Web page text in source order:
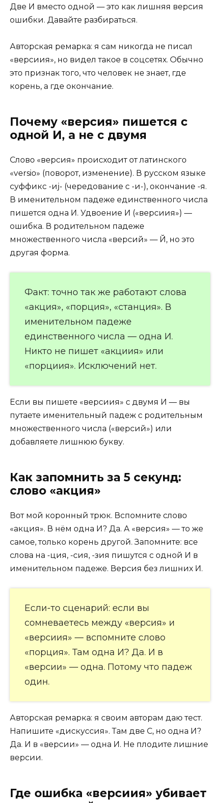
Две И вместо одной — это как лишняя версия
ошибки. Давайте разбираться.
Авторская ремарка: я сам никогда не писал
«версиия», но видел такое в соцсетях. Обычно
это признак того, что человек не знает, где
корень, а где окончание.
Почему «версия» пишется с
одной И, а не с двумя
Слово «версия» происходит от латинского
«versio» (поворот, изменение). В русском языке
суффикс -иj- (чередование с -и-), окончание -я.
В именительном падеже единственного числа
пишется одна И. Удвоение И («версиия») —
ошибка. В родительном падеже
множественного числа «версий» — Й, но это
другая форма.
Факт: точно так же работают слова
«акция», «порция», «станция». В
именительном падеже
единственного числа — одна И.
Никто не пишет «акциия» или
«порциия». Исключений нет.
Если вы пишете «версиия» с двумя И — вы
путаете именительный падеж с родительным
множественного числа («версий») или
добавляете лишнюю букву.
Как запомнить за 5 секунд:
слово «акция»
Вот мой коронный трюк. Вспомните слово
«акция». В нём одна И? Да. А «версия» — то же
самое, только корень другой. Запомните: все
слова на -ция, -сия, -зия пишутся с одной И в
именительном падеже. Версия без лишних И.
Если-то сценарий: если вы
сомневаетесь между «версия» и
«версиия» — вспомните слово
«порция». Там одна И? Да. И в
«версии» — одна. Потому что падеж
один.
Авторская ремарка: я своим авторам даю тест.
Напишите «дискуссия». Там две С, но одна И?
Да. И в «версии» — одна И. Не плодите лишние
версии.
Где ошибка «версиия» убивает